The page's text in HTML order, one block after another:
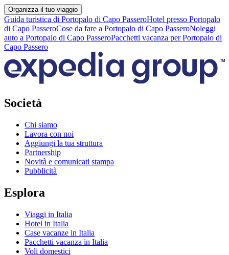
Organizza il tuo viaggio
Guida turistica di Portopalo di Capo PasseroHotel presso Portopalo
di Capo PasseroCose da fare a Portopalo di Capo PasseroNoleggi
auto a Portopalo di Capo PasseroPacchetti vacanza per Portopalo di
Capo Passero
Società
Chi siamo
Lavora con noi
Aggiungi la tua struttura
Partnership
Novità e comunicati stampa
Pubblicità
Esplora
Viaggi in Italia
Hotel in Italia
Case vacanze in Italia
Pacchetti vacanza in Italia
Voli domestici